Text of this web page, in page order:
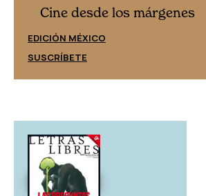
Cine desde los márgenes
EDICIÓN MÉXICO
SUSCRÍBETE